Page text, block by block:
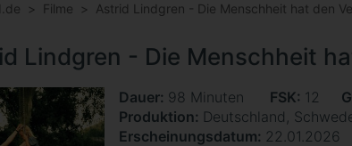
Filme Astrid Lindgren - Die Menschheit hat den
Lindgren - Die Menschheit
Dauer 98 Minuten FSK 12
Produktion Deutschland,
Erscheinungsdatum 22.01.2026